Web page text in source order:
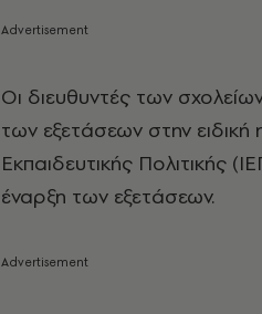
Οι διευθυντές των
των εξετάσεων στην
Εκπαιδευτικής Πολιτικής
έναρξη των εξετάσεων.